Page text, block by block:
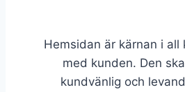
Hemsidan är kärnan i all
med kunden. Den
kundvänlig och